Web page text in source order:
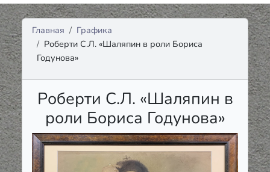
Главная
Графика
Роберти С.Л. «Шаляпин в роли Бориса
Годунова»
Роберти С.Л. «Шаляпин в
роли Бориса Годунова»